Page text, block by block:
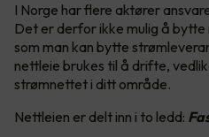
I Norge har flere aktører
Det er derfor ikke mulig å
som man kan bytte
nettleie brukes til å drifte,
strømnettet i ditt område.
Nettleien er delt inn i to ledd: